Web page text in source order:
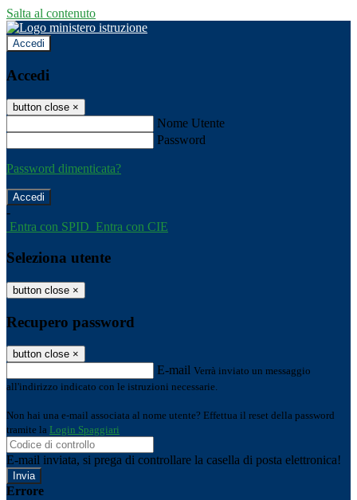
Salta al contenuto
Accedi
Accedi
button close ×
Nome Utente
Password
Password dimenticata?
-
Entra con SPID Entra con CIE
Seleziona utente
button close ×
Recupero password
button close ×
E-mail Verrà inviato un messaggio
all'indirizzo indicato con le istruzioni necessarie.
Non hai una e-mail associata al nome utente? Effettua il reset della password
tramite la Login Spaggiari
E-mail inviata, si prega di controllare la casella di posta elettronica!
Errore